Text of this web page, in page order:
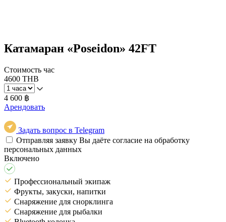
Катамаран «Poseidon» 42FT
Стоимость час
4600 THB
4 600 ฿
Арендовать
Задать вопрос в Telegram
Отправляя заявку Вы даёте согласие на обработку
персональных данных
Включено
Профессиональный экипаж
Фрукты, закуски, напитки
Снаряжение для снорклинга
Снаряжение для рыбалки